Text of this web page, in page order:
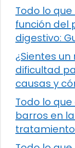
Todo lo
función del
digestivo:
¿Sientes
dificultad
causas y
Todo lo
barros en